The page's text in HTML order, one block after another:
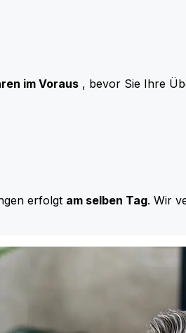
im Voraus , bevor Sie Ihre
erfolgt am selben Tag. Wir